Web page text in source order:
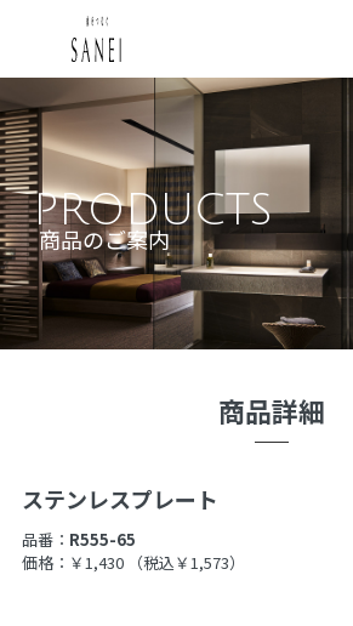
PRODUCTS
商品のご案内
商品詳細
ステンレスプレート
品番： R555-65
価格：￥1,430
（税込￥1,573）